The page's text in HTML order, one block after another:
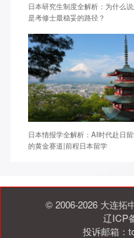
日本研究生制度全解析：为什么
是考修士最稳妥的路径？
日本情报学全解析：AI时代赴日
的黄金赛道|前程日本留学
© 2006-2026 大连拓
辽ICP
投诉邮箱：